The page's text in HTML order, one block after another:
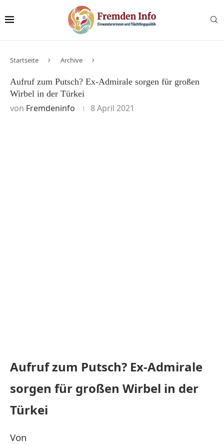
Startseite Archive
Aufruf zum Putsch? Ex-Admirale sorgen für großen
Wirbel in der Türkei
von Fremdeninfo 8 April 2021
Aufruf zum Putsch? Ex-Admirale
sorgen für großen Wirbel in der
Türkei
Von